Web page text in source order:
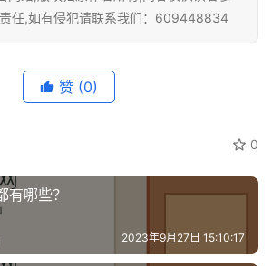
任,如有侵犯请联系我们：609448834
赞 (0)
0
有哪些？
2023年9月27日 15:10:17